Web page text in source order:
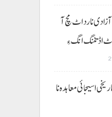
نا رد اٹ مچ آ
اڈ تننگ انگ ءِ
اسیجائی معاہدہ نا